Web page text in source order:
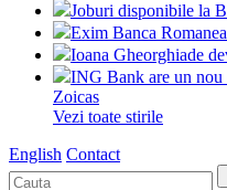
Joburi disponibile la
Exim Banca
Ioana Gheorghiade
ING Bank are un nou
Zoicas
Vezi toate stirile
English Contact